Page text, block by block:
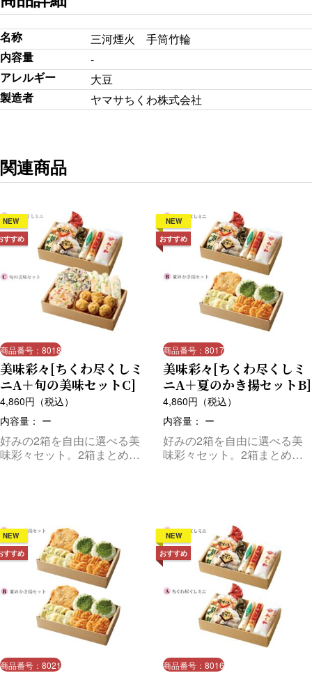
名称
三河煙火 手筒竹輪
内容量
-
アレルギー
大豆
製造者
ヤマサちくわ株式会社
関連商品
NEW
すすめ
商品番号：8018
美味彩々[ちくわ尽くしミ
ニA＋旬の美味セットC]
4,860円（税込）
内容量： ー
好みの2箱を自由に選べる美
味彩々セット。2箱まとめて
NEW
おすすめ
商品番号：8017
美味彩々[ちくわ尽くしミ
ニA＋夏のかき揚セットB]
4,860円（税込）
内容量： ー
好みの2箱を自由に選べる美
味彩々セット。2箱まとめて
NEW
すすめ
商品番号：8021
NEW
おすすめ
商品番号：8016